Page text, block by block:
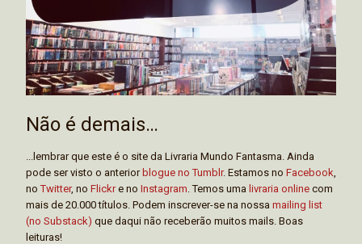
Não é demais…
...lembrar que este é o site da Livraria Mundo Fantasma. Ainda
pode ser visto o anteriorblogue no Tumblr. Estamos no Facebook
noTwitter, no Flickre no Instagram . Temos uma livraria online com
mais de 20.000 títulos. Podem inscrever-se na nossa mailing list
(no Substack) que daqui não receberão muitos mails. Boas
leituras!